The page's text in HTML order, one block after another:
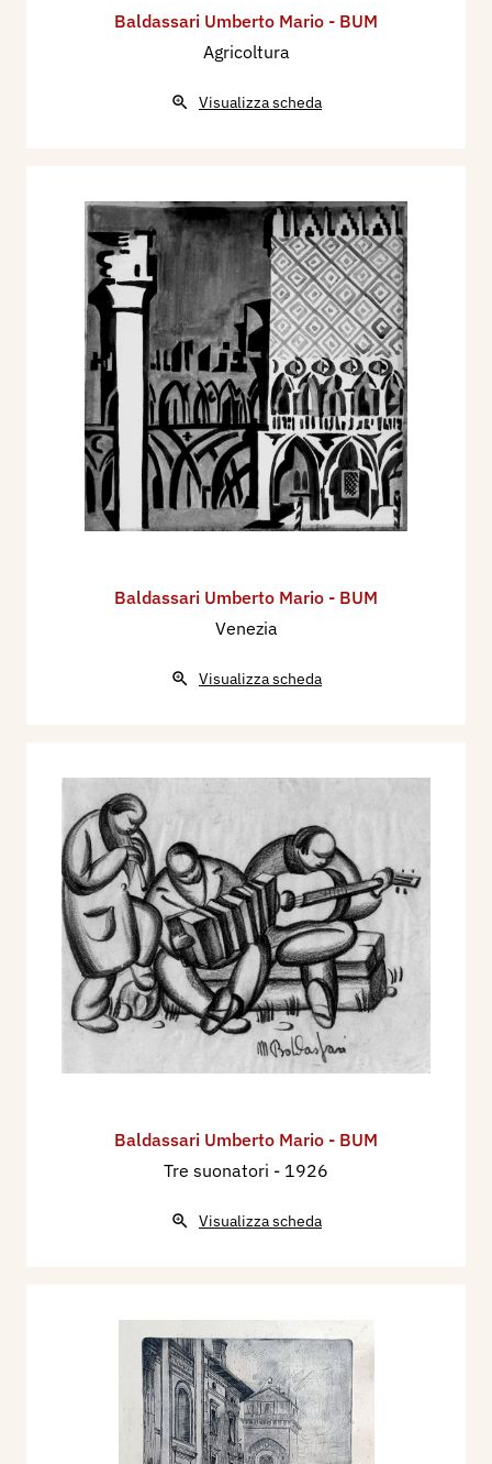
Baldassari Umberto Mario - BUM
Agricoltura
Visualizza scheda
Baldassari Umberto Mario - BUM
Venezia
Visualizza scheda
Baldassari Umberto Mario - BUM
Tre suonatori - 1926
Visualizza scheda